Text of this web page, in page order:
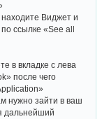
Виджет и
ссылке «See all
в вкладке с лева
после чего
нужно зайти в ваш
дальнейший